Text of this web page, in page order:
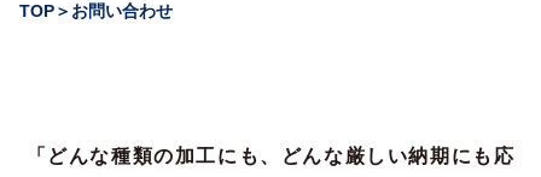
TOP＞ お問い合わせ
「どんな種類の加工にも、どんな厳しい納期にも応